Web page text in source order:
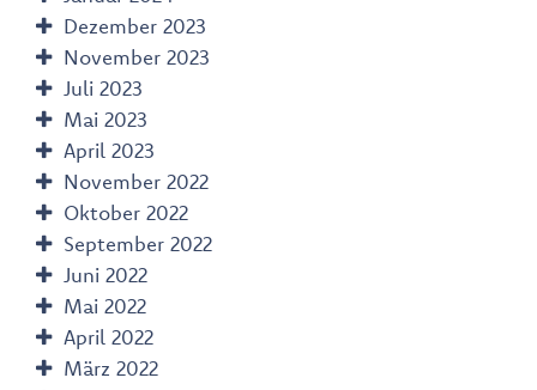
Dezember 2023
November 2023
Juli 2023
Mai 2023
April 2023
November 2022
Oktober 2022
September 2022
Juni 2022
Mai 2022
April 2022
März 2022